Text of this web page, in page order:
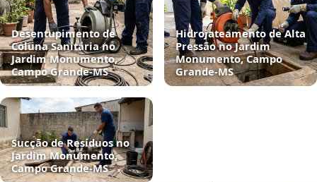
Desentupimento de
Coluna Sanitária no
Jardim Monumento,
Campo Grande‑MS
Hidrojateamento de Alta
Pressão no Jardim
Monumento, Campo
Grande‑MS
Sucção de Resíduos no
Jardim Monumento,
Campo Grande‑MS